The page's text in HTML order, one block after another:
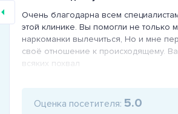
Очень благодарна всем
этой клинике. Вы помогли не только
наркоманки вылечиться, Но и мне
своё отношение к происходящему.
всяких похвал
Оценка посетителя: 5.0